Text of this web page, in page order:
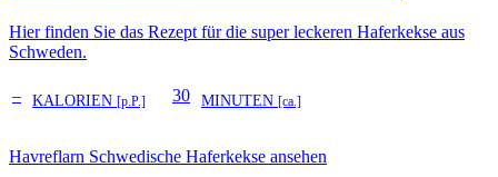
Hier finden Sie das Rezept für die super leckeren Haferkekse aus
Schweden.
– KALORIEN [p.P.] 30 MINUTEN [ca.]
Havreflarn Schwedische Haferkekse ansehen